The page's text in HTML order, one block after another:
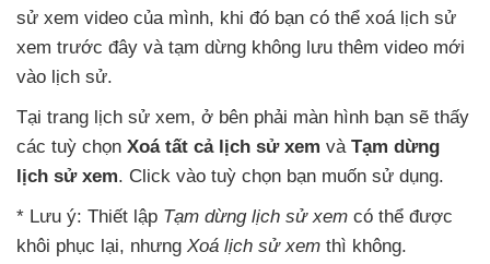
sử xem video của mình, khi đó bạn có thể xoá lịch sử
xem trước đây và tạm dừng không lưu thêm video mới
vào lịch sử.
Tại trang lịch sử xem, ở bên phải màn hình bạn sẽ thấy
các tuỳ chọn Xoá tất cả lịch sử xem và Tạm dừng
lịch sử xem. Click vào tuỳ chọn bạn muốn sử dụng.
* Lưu ý: Thiết lập Tạm dừng lịch sử xem có thể được
khôi phục lại, nhưng Xoá lịch sử xem thì không.